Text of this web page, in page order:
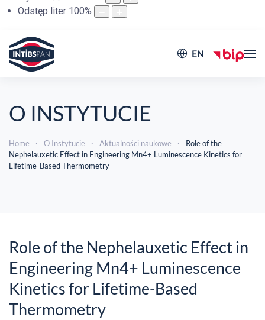
Odstęp liter 100%
EN
O INSTYTUCIE
Home O Instytucie Aktualności naukowe
Role of the
Nephelauxetic Effect in Engineering Mn4+ Luminescence Kinetics for
Lifetime-Based Thermometry
Role of the Nephelauxetic Effect in
Engineering Mn4+ Luminescence
Kinetics for Lifetime-Based
Thermometry